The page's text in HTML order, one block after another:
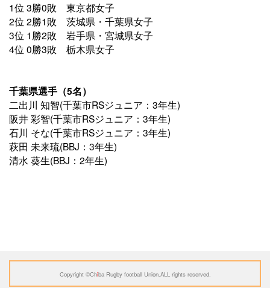
1位 3勝0敗 東京都女子
2位 2勝1敗 茨城県・千葉県女子
3位 1勝2敗 岩手県・宮城県女子
4位 0勝3敗 栃木県女子
千葉県選手（5名）
二出川 知智(千葉市RSジュニア：3年生)
阪井 彩智(千葉市RSジュニア：3年生)
石川 そな(千葉市RSジュニア：3年生)
萩田 未来琉(BBJ：3年生)
清水 葵生(BBJ：2年生)
Copyright ©️Chiba Rugby football Union. ALL rights reserved.